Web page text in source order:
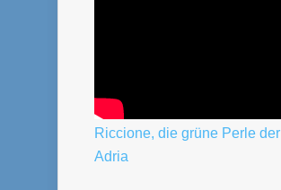
Riccione, die grüne Perle der
Adria